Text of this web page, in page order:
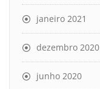
janeiro 2021
dezembro 2020
junho 2020